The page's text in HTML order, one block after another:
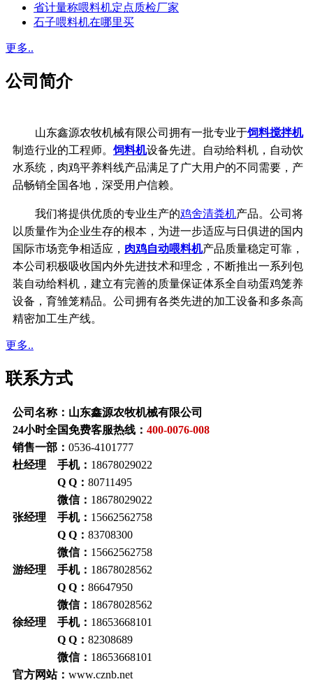
省计量称喂料机定点质检厂家
石子喂料机在哪里买
更多..
公司简介
山东鑫源农牧机械有限公司拥有一批专业于饲料搅拌机
制造行业的工程师。饲料机设备先进。自动给料机，自动饮
水系统， 肉鸡平养料线产品满足了广大用户的不同需要，产
品畅销全国各地，深受用户信赖。
我们将提供优质的专业生产的鸡舍清粪机产品。公司将
以质量作为企业生存的根本， 为进一步适应与日俱进的国内
国际市场竞争相适应， 肉鸡自动喂料机产品质量稳定可靠，
本公司积极吸收国内外先进技术和理念，不断推出一系列包
装自动给料机，建立有完善的质量保证体系全自动蛋鸡笼养
设备，育雏笼精品。公司拥有各类先进的加工设备和多条高
精密加工生产线。
更多..
联系方式
公司名称：山东鑫源农牧机械有限公司
24小时全国免费客服热线： 400-0076-008
销售一部： 0536-4101777
杜经理 手机： 18678029022
Q Q： 80711495
微信： 18678029022
张经理 手机： 15662562758
Q Q： 83708300
微信： 15662562758
游经理 手机： 18678028562
Q Q： 86647950
微信： 18678028562
徐经理 手机： 18653668101
Q Q： 82308689
微信： 18653668101
官方网站： www.cznb.net